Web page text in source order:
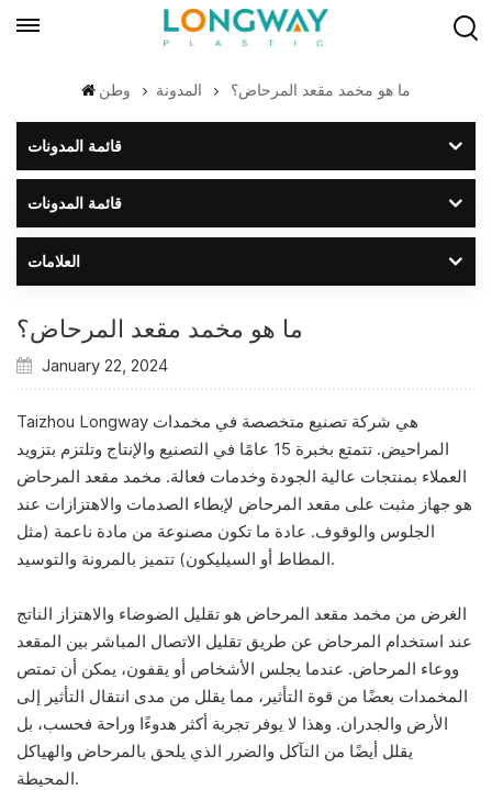
وطن المدونة ما هو مخمد مقعد المرحاض؟
قائمة المدونات
قائمة المدونات
العلامات
ما هو مخمد مقعد المرحاض؟
January 22, 2024
Taizhou Longway هي شركة تصنيع متخصصة في مخمدات
المراحيض. تتمتع بخبرة 15 عامًا في التصنيع والإنتاج وتلتزم بتزويد
العملاء بمنتجات عالية الجودة وخدمات فعالة. مخمد مقعد المرحاض
هو جهاز مثبت على مقعد المرحاض لإبطاء الصدمات والاهتزازات عند
الجلوس والوقوف. عادة ما تكون مصنوعة من مادة ناعمة (مثل
المطاط أو السيليكون) تتميز بالمرونة والتوسيد.
الغرض من مخمد مقعد المرحاض هو تقليل الضوضاء والاهتزاز الناتج
عند استخدام المرحاض عن طريق تقليل الاتصال المباشر بين المقعد
ووعاء المرحاض. عندما يجلس الأشخاص أو يقفون، يمكن أن تمتص
المخمدات بعضًا من قوة التأثير، مما يقلل من مدى انتقال التأثير إلى
الأرض والجدران. وهذا لا يوفر تجربة أكثر هدوءًا وراحة فحسب، بل
يقلل أيضًا من التآكل والضرر الذي يلحق بالمرحاض والهياكل
المحيطة.